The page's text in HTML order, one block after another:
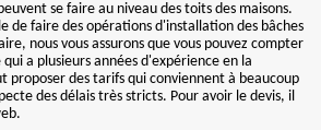
se faire au niveau des toits des maisons.
de faire des opérations d'installation des bâches
nous vous assurons que vous pouvez compter
a plusieurs années d'expérience en la
proposer des tarifs qui conviennent à beaucoup
des délais très stricts. Pour avoir le devis, il